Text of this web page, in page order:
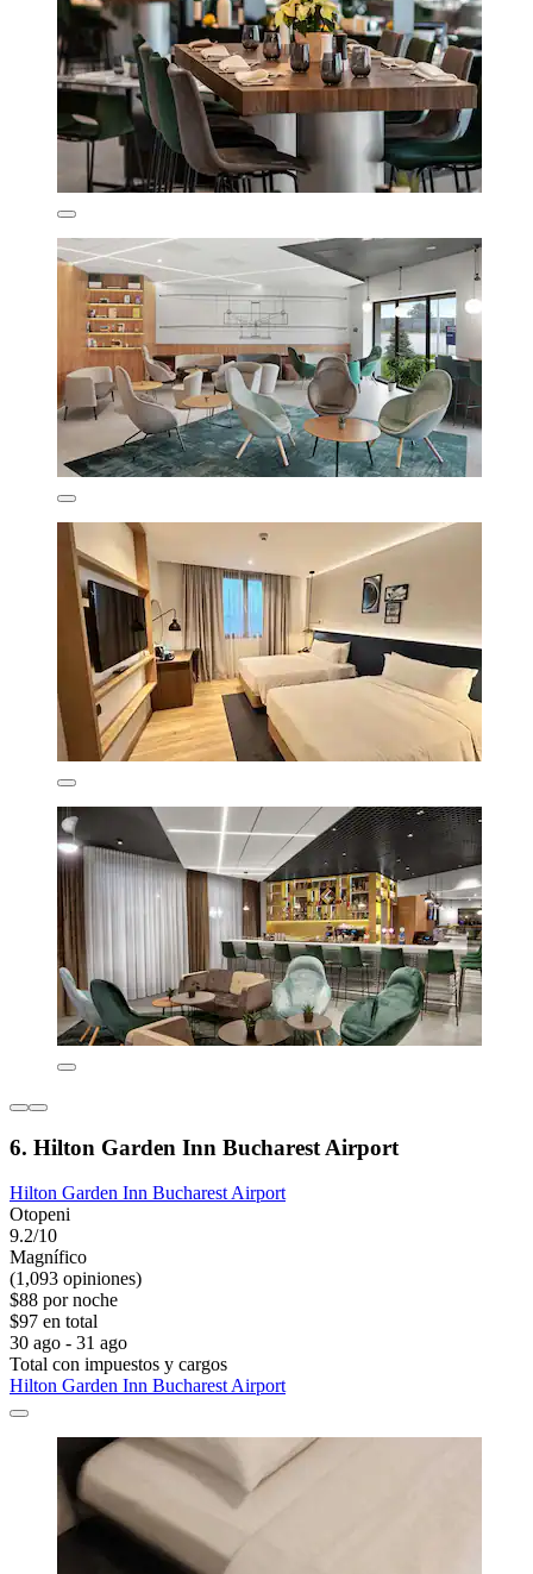
6. Hilton Garden Inn Bucharest Airport
Hilton Garden Inn Bucharest Airport
Otopeni
9.2/10
Magnífico
(1,093 opiniones)
$88 por noche
$97 en total
30 ago - 31 ago
Total con impuestos y cargos
Hilton Garden Inn Bucharest Airport